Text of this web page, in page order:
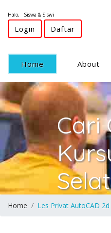
Halo, Siswa & Siswi
Login Daftar
Home(current) About
Cari
Home Les Privat AutoCAD